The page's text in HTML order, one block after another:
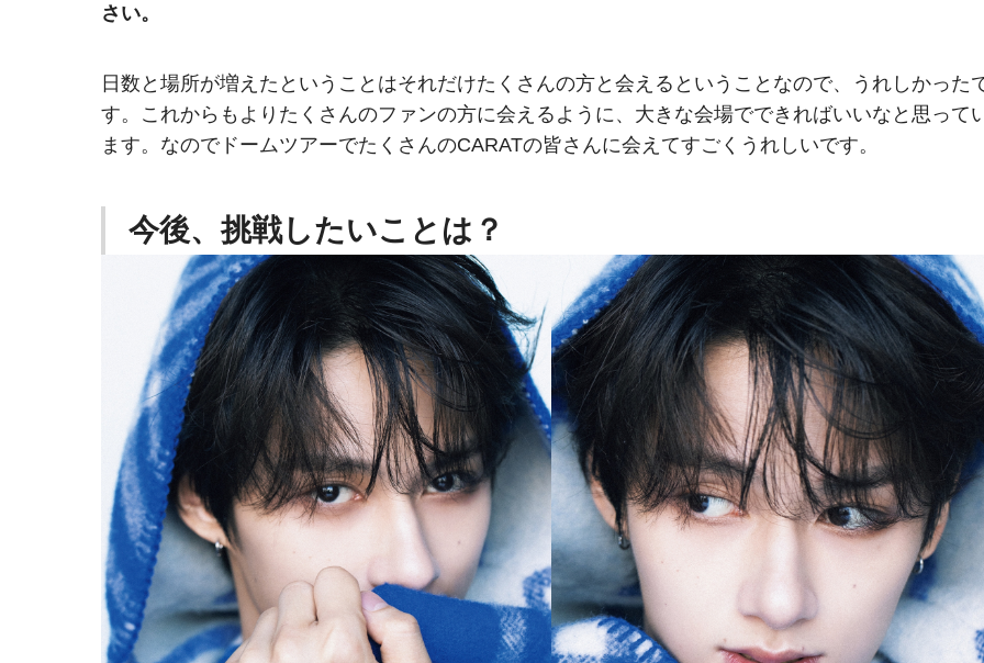
さい。
日数と場所が増えたということはそれだけたくさんの方と会えるということなので、うれしかった
す。これからもよりたくさんのファンの方に会えるように、大きな会場でできればいいなと思って
ます。なのでドームツアーでたくさんのCARATの皆さんに会えてすごくうれしいです。
今後、挑戦したいことは？